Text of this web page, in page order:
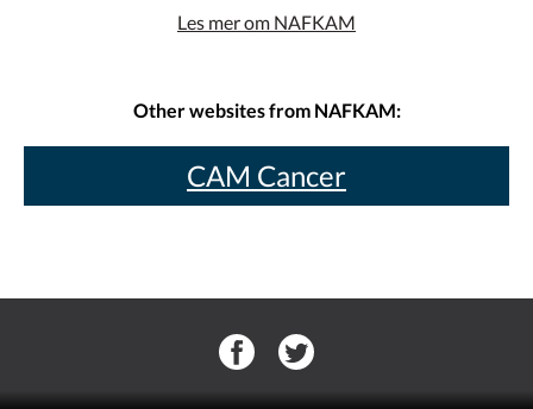
Les mer om NAFKAM
Other websites from NAFKAM:
CAM Cancer